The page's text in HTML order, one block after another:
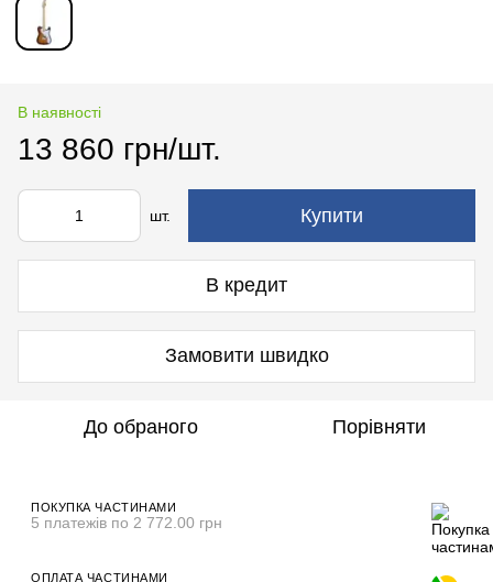
В наявності
13 860 грн/шт.
шт. Купити
В кредит
Замовити швидко
До обраного Порівняти
ПОКУПКА ЧАСТИНАМИ
5 платежів по 2 772.00 грн
ОПЛАТА ЧАСТИНАМИ